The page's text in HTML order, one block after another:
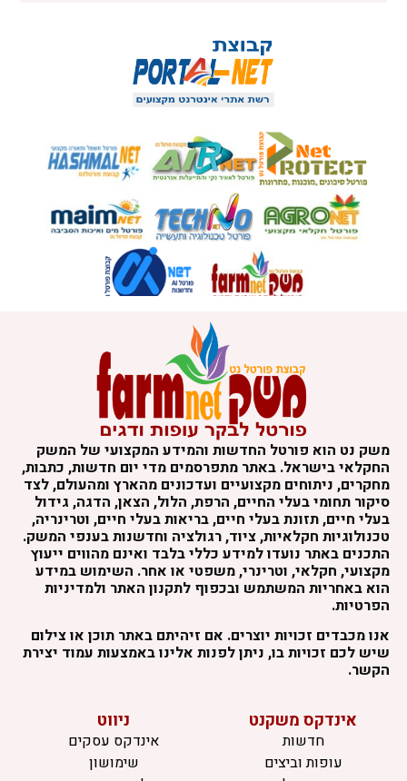
משק נט הוא פורטל החדשות והמידע המקצועי של המשק
החקלאי בישראל. באתר מתפרסמים מדי יום חדשות, כתבות,
מחקרים, ניתוחים מקצועיים ועדכונים מהארץ ומהעולם, לצד
סיקור תחומי בעלי החיים, הרפת, הלול, הצאן, הדגה, גידול
בעלי חיים, תזונת בעלי חיים, בריאות בעלי חיים, וטרינריה,
טכנולוגיות חקלאיות, ציוד, רגולציה וחדשנות בענפי המשק.
התכנים באתר נועדו למידע כללי בלבד ואינם מהווים ייעוץ
מקצועי, חקלאי, וטרינרי, משפטי או אחר. השימוש במידע
הוא באחריות המשתמש ובכפוף לתקנון האתר ולמדיניות
הפרטיות.
אנו מכבדים זכויות יוצרים. אם זיהיתם באתר תוכן או צילום
שיש לכם זכויות בו, ניתן לפנות אלינו באמצעות עמוד יצירת
הקשר.
אינדקס משקנט
חדשות
עופות וביצים
ניווט
אינדקס עסקים
שימושון